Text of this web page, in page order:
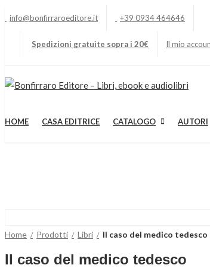
info@bonfirraroeditore.it +39 0934 464646
Spedizioni gratuite sopra i 20€ Il mio
HOME CASA EDITRICE CATALOGO AUTORI
Home Prodotti Libri Il caso del medico tedesco
Il caso del medico tedesco